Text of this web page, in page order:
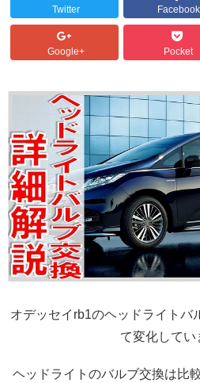
Twitter Facebook
Google+ Pocket
オデッセイrb1のヘッドライトバ
て変化してい
ヘッドライトのバルブ交換は比